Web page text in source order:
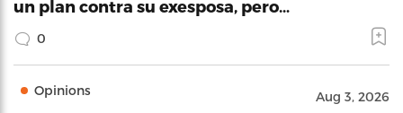
un plan contra su exesposa, pero…
0
Opinions Aug 3, 2026